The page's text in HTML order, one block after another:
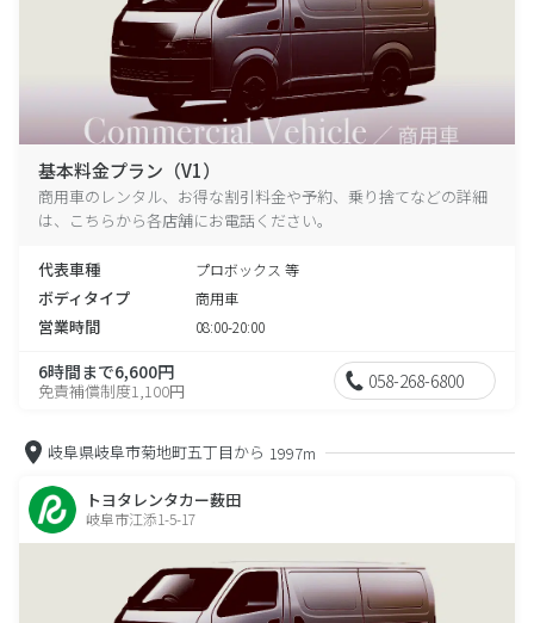
基本料金プラン（V1）
商用車のレンタル、お得な割引料金や予約、乗り捨てなどの詳細
は、こちらから各店舗にお電話ください。
代表車種 プロボックス 等
ボディタイプ 商用車
営業時間 08:00-20:00
6時間まで6,600円
免責補償制度1,100円 058-268-6800
岐阜県岐阜市菊地町五丁目から 1997m
トヨタレンタカー薮田
岐阜市江添1-5-17